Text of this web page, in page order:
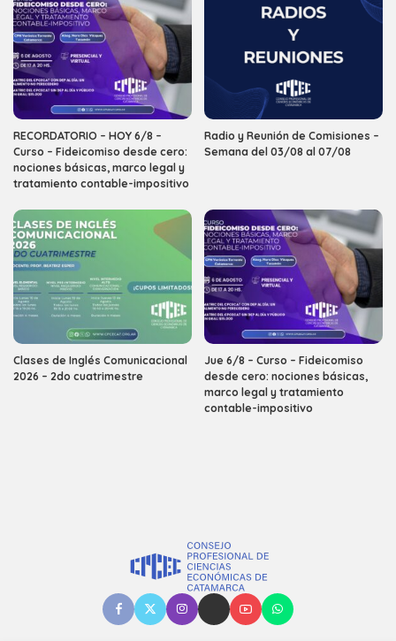
RECORDATORIO – HOY 6/8 –
Curso – Fideicomiso desde cero:
nociones básicas, marco legal y
tratamiento contable-impositivo
Radio y Reunión de Comisiones –
Semana del 03/08 al 07/08
Clases de Inglés Comunicacional
2026 – 2do cuatrimestre
Jue 6/8 – Curso – Fideicomiso
desde cero: nociones básicas,
marco legal y tratamiento
contable-impositivo